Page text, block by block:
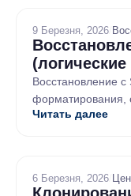
9 Березня, 2026
Восстановление с
форматирования,
Читать далее
6 Березня, 2026